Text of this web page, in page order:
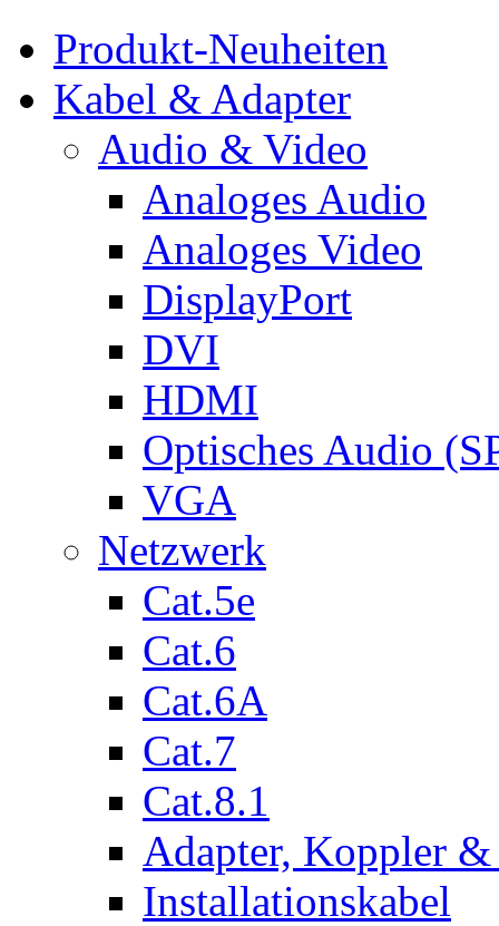
Produkt-Neuheiten
Kabel & Adapter
Audio & Video
Analoges Audio
Analoges Video
DisplayPort
DVI
HDMI
Optisches Audio
VGA
Netzwerk
Cat.5e
Cat.6
Cat.6A
Cat.7
Cat.8.1
Adapter, Koppler &
Installationskabel